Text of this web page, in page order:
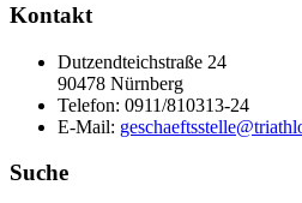
Kontakt
Dutzendteichstraße 24
90478 Nürnberg
Telefon: 0911/810313-24
E-Mail:
Suche